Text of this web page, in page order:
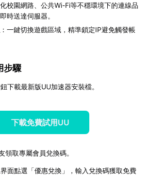
化校園網路、公共Wi-Fi等不穩環境下的連線品
時送達伺服器。
：一鍵切換遊戲區域，精準鎖定IP避免觸發帳
步驟
下載最新版UU加速器安裝檔。
下載免費試用UU
領取專屬會員兌換碼。
面點選「優惠兌換」，輸入兌換碼獲取免費